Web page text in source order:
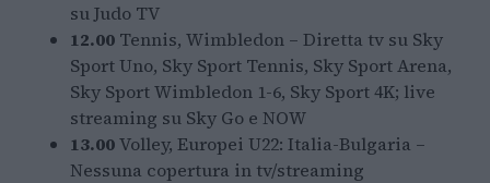
su Judo TV
12.00 Tennis, Wimbledon – Diretta tv su Sky
Sport Uno, Sky Sport Tennis, Sky Sport Arena,
Sky Sport Wimbledon 1-6, Sky Sport 4K; live
streaming su Sky Go e NOW
13.00Volley, Europei U22: Italia-Bulgaria –
Nessuna copertura in tv/streaming